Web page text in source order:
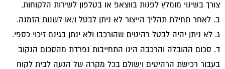
צורך בשינוי מומלץ לפנות בווצאפ או בטלפון לשירות הלקוחות.
ב. לאחר תחילת תהליך הייצור לא ניתן לבטל ו/או לשנות הזמנה.
ג. לא ניתן יהיה לבטל רהיטים שהורכבו ולא ינתן בגינם זיכוי כספי.
ד. סכום ההובלה והרכבה הינו התחייבות נפרדת מהסכום הנקוב
בעבור רכישת הרהיטים וישולם בכל מקרה של הגעה לבית לקוח